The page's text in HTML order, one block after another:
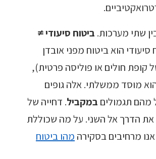
שתי מערכות. ביטוח סיעודי ≠
סיעודי הוא ביטוח מפני אובדן
קופת חולים או פוליסה פרטית),
הוא מוסד ממשלתי. אלה גופים
מהם תגמולים במקביל. דחייה של
הדרך אל השני. על מה שכוללת
מרחיבים בסקירה מהו ביטוח